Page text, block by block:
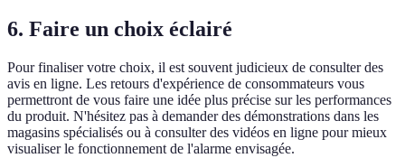
6. Faire un choix éclairé
Pour finaliser votre choix, il est souvent judicieux de consulter des
avis en ligne. Les retours d'expérience de consommateurs vous
permettront de vous faire une idée plus précise sur les performances
du produit. N'hésitez pas à demander des démonstrations dans les
magasins spécialisés ou à consulter des vidéos en ligne pour mieux
visualiser le fonctionnement de l'alarme envisagée.